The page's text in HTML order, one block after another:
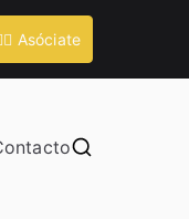
Asóciate